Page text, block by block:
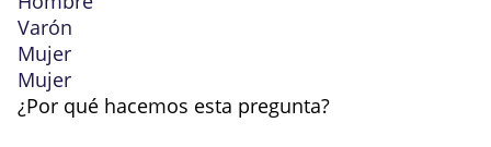
Varón
Mujer
Mujer
¿Por qué hacemos esta pregunta?